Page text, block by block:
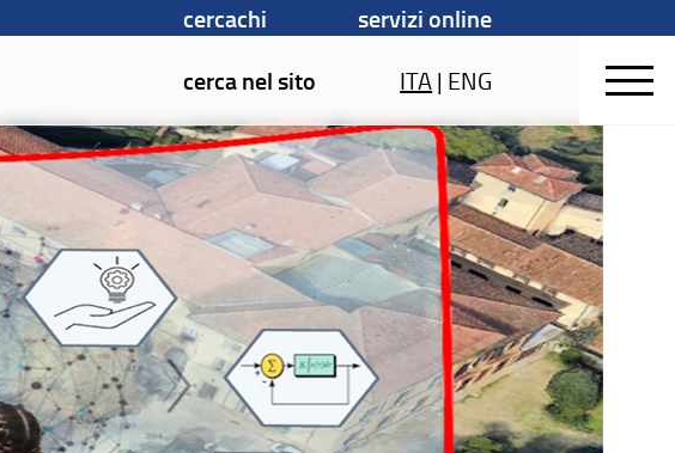
cercachi
servizi online
cerca nel sito
ITA| ENG